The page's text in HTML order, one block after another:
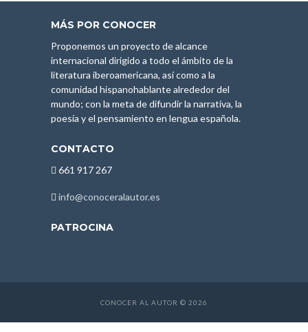
MÁS POR CONOCER
Proponemos un proyecto de alcance
internacional dirigido a todo el ámbito de la
literatura iberoamericana, así como a la
comunidad hispanohablante alrededor del
mundo; con la meta de difundir la narrativa, la
poesía y el pensamiento en lengua española.
CONTACTO
661 917 267
info@conoceralautor.es
PATROCINA
CONOCER AL AUTOR © 2026